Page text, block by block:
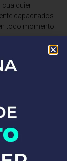
cualquier
capacitados
todo momento.
o necesitas una
expertos en
de grifería,
de
qué tantos